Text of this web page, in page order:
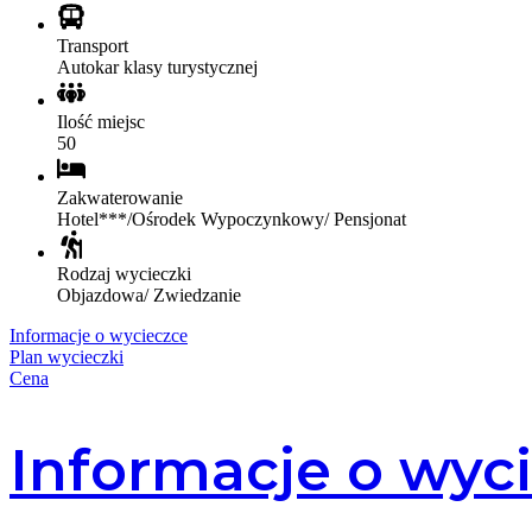
Transport
Autokar klasy turystycznej
Ilość miejsc
50
Zakwaterowanie
Hotel***/Ośrodek Wypoczynkowy/ Pensjonat
Rodzaj wycieczki
Objazdowa/ Zwiedzanie
Informacje o wycieczce
Plan wycieczki
Cena
Informacje o